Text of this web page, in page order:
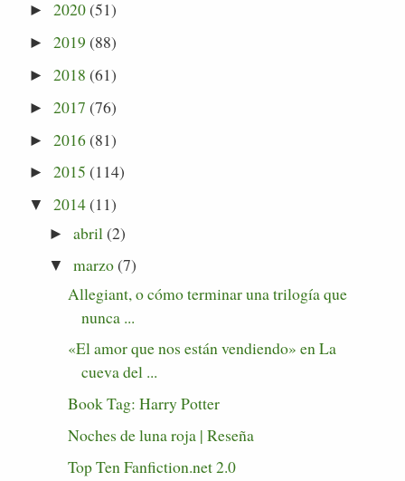
►2020(51)
►2019 (88)
►2018 (61)
►2017 (76)
►2016(81)
►2015 (114)
▼ 2014(11)
► abril (2)
▼ marzo(7)
Allegiant, o cómo terminar una trilogía que
nunca ...
«El amor que nos están vendiendo» en La
cueva del ...
Book Tag: Harry Potter
Noches de luna roja | Reseña
Top Ten Fanfiction.net 2.0